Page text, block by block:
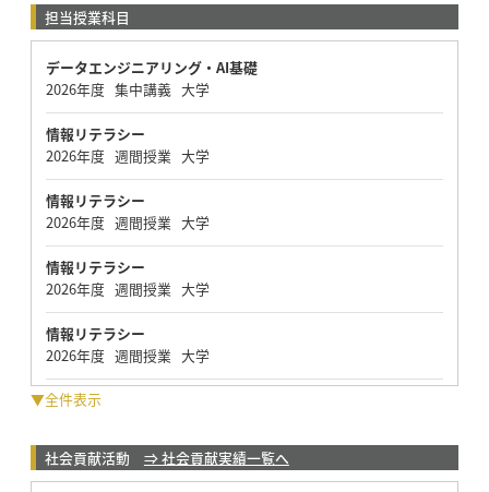
担当授業科目
データエンジニアリング・AI基礎
2026年度 集中講義 大学
情報リテラシー
2026年度 週間授業 大学
情報リテラシー
2026年度 週間授業 大学
情報リテラシー
2026年度 週間授業 大学
情報リテラシー
2026年度 週間授業 大学
▼全件表示
社会貢献活動 ⇒ 社会貢献実績一覧へ